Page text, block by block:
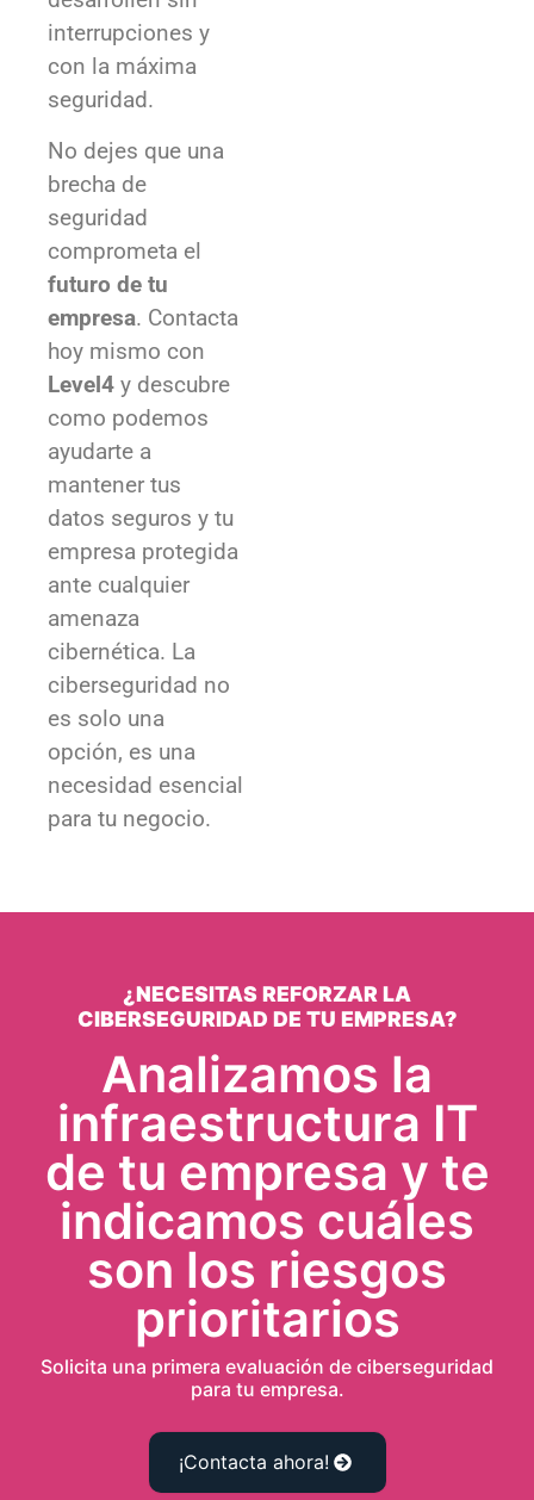
seguridad.
No dejes que una
brecha de
seguridad
comprometa el
futuro de tu
empresa
. Contacta
hoy mismo con
y descubre
como podemos
ayudarte a
mantener tus
datos seguros y tu
empresa protegida
ante cualquier
amenaza
cibernética. La
ciberseguridad no
es solo una
opción, es una
necesidad esencial
para tu negocio.
¿NECESITAS REFORZAR LA
Analizamos la
infraestructura IT
de tu empresa y te
indicamos cuáles
son los riesgos
prioritarios
Solicita una primera evaluación de ciberseguridad
para tu empresa.
¡Contacta ahora!